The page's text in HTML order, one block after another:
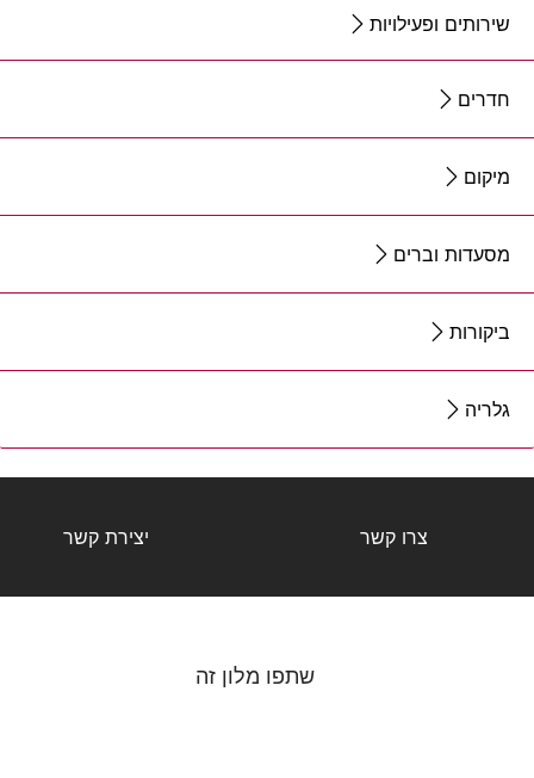
שירותים ופעילויות
חדרים
מיקום
מסעדות וברים
ביקורות
גלריה
צרו קשר יצירת קשר
שתפו מלון זה